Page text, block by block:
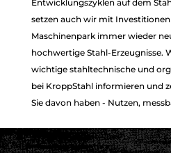
Entwicklungszyklen auf dem
setzen auch wir mit
Maschinenpark immer wieder
hochwertige Stahl-Erzeugnisse.
wichtige stahltechnische und
bei KroppStahl informieren und
Sie davon haben - Nutzen,